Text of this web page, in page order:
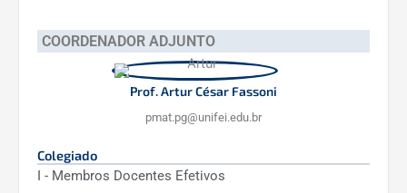
COORDENADOR ADJUNTO
Prof. Artur César Fassoni
pmat.pg@unifei.edu.br
Colegiado
I - Membros Docentes Efetivos